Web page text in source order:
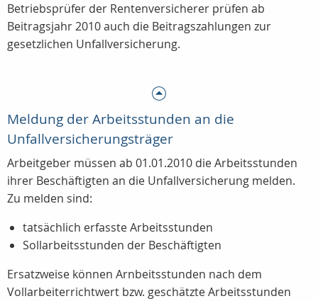
Betriebsprüfer der Rentenversicherer prüfen ab
Beitragsjahr 2010 auch die Beitragszahlungen zur
gesetzlichen Unfallversicherung.
Meldung der Arbeitsstunden an die
Unfallversicherungsträger
Arbeitgeber müssen ab 01.01.2010 die Arbeitsstunden
ihrer Beschäftigten an die Unfallversicherung melden.
Zu melden sind:
tatsächlich erfasste Arbeitsstunden
Sollarbeitsstunden der Beschäftigten
Ersatzweise können Arnbeitsstunden nach dem
Vollarbeiterrichtwert bzw. geschätzte Arbeitsstunden